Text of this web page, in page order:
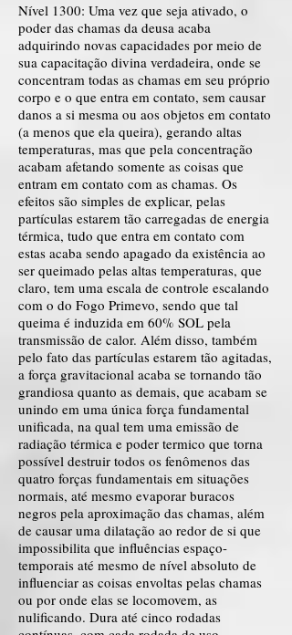
Nível 1300: Uma vez que seja ativado, o
poder das chamas da deusa acaba
adquirindo novas capacidades por meio de
sua capacitação divina verdadeira, onde se
concentram todas as chamas em seu próprio
corpo e o que entra em contato, sem causar
danos a si mesma ou aos objetos em contato
(a menos que ela queira), gerando altas
temperaturas, mas que pela concentração
acabam afetando somente as coisas que
entram em contato com as chamas. Os
efeitos são simples de explicar, pelas
partículas estarem tão carregadas de energia
térmica, tudo que entra em contato com
estas acaba sendo apagado da existência ao
ser queimado pelas altas temperaturas, que
claro, tem uma escala de controle escalando
com o do Fogo Primevo, sendo que tal
queima é induzida em 60% SOL pela
transmissão de calor. Além disso, também
pelo fato das partículas estarem tão agitadas,
a força gravitacional acaba se tornando tão
grandiosa quanto as demais, que acabam se
unindo em uma única força fundamental
unificada, na qual tem uma emissão de
radiação térmica e poder termico que torna
possível destruir todos os fenômenos das
quatro forças fundamentais em situações
normais, até mesmo evaporar buracos
negros pela aproximação das chamas, além
de causar uma dilatação ao redor de si que
impossibilita que influências espaço-
temporais até mesmo de nível absoluto de
influenciar as coisas envoltas pelas chamas
ou por onde elas se locomovem, as
nulificando. Dura até cinco rodadas